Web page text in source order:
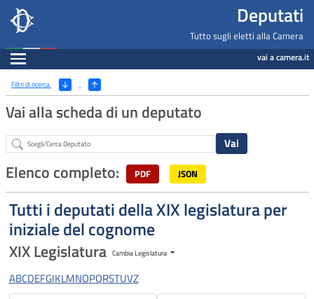
Deputati, Camera dei Deputati -
Salta al contenuto principale
Salta al menu di navigazione Deputati
Tutto sugli eletti alla Camera
Espandi vai a camera.it
Ricerca
Filtri di ricerca (Apri/Chiudi filtri)
Vai alla scheda di un deputato
Abstract
Elenco completo: PDF JSON
Tutti i deputati della XIX legislatura per
iniziale del cognome
XIX Legislatura Cambia Legislatura
ABCDEFGIKLMNOPQRSTUVZ
Navigazione pagine di servizio
Fine pagina
Salta al contenuto principale
Salta al menu di navigazione
Vai a inizio pagina